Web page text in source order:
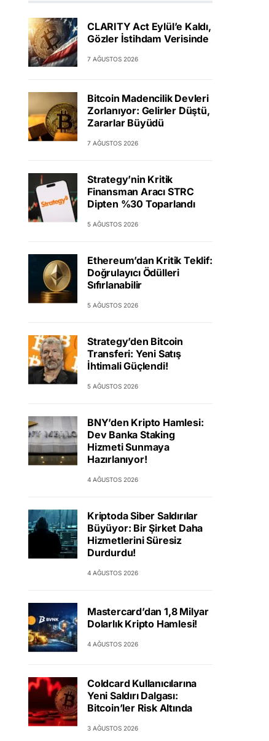
CLARITY Act Eylül’e Kaldı,
Gözler İstihdam Verisinde
7 AĞUSTOS 2026
Bitcoin Madencilik Devleri
Zorlanıyor: Gelirler Düştü,
Zararlar Büyüdü
7 AĞUSTOS 2026
Strategy’nin Kritik
Finansman Aracı STRC
Dipten %30 Toparlandı
5 AĞUSTOS 2026
Ethereum’dan Kritik Teklif:
Doğrulayıcı Ödülleri
Sıfırlanabilir
5 AĞUSTOS 2026
Strategy’den Bitcoin
Transferi: Yeni Satış
İhtimali Güçlendi!
5 AĞUSTOS 2026
BNY’den Kripto Hamlesi:
Dev Banka Staking
Hizmeti Sunmaya
Hazırlanıyor!
4 AĞUSTOS 2026
Kriptoda Siber Saldırılar
Büyüyor: Bir Şirket Daha
Hizmetlerini Süresiz
Durdurdu!
4 AĞUSTOS 2026
Mastercard’dan 1,8 Milyar
Dolarlık Kripto Hamlesi!
4 AĞUSTOS 2026
Coldcard Kullanıcılarına
Yeni Saldırı Dalgası:
Bitcoin’ler Risk Altında
3 AĞUSTOS 2026